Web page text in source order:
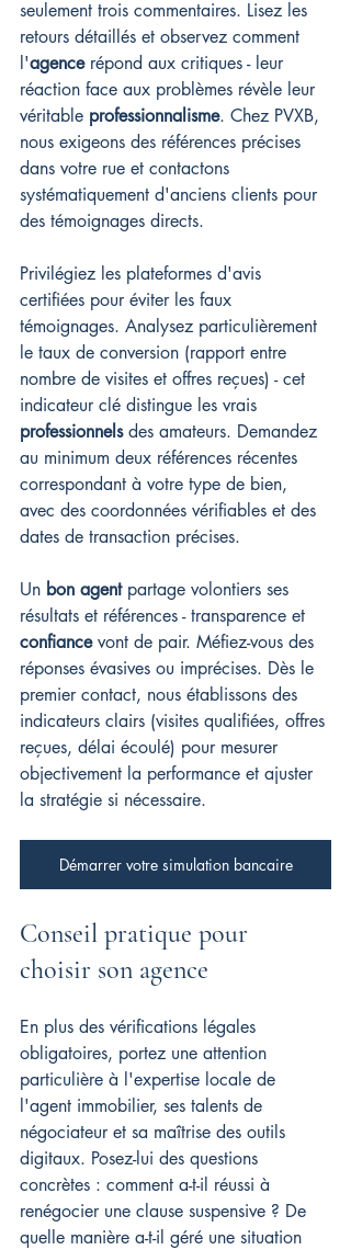
seulement trois commentaires. Lisez les
retours détaillés et observez comment
l'agence répond aux critiques - leur
réaction face aux problèmes révèle leur
véritable professionnalisme. Chez PVXB,
nous exigeons des références précises
dans votre rue et contactons
systématiquement d'anciens clients pour
des témoignages directs.
Privilégiez les plateformes d'avis
certifiées pour éviter les faux
témoignages. Analysez particulièrement
le taux de conversion (rapport entre
nombre de visites et offres reçues) - cet
indicateur clé distingue les vrais
professionnels des amateurs. Demandez
au minimum deux références récentes
correspondant à votre type de bien,
avec des coordonnées vérifiables et des
dates de transaction précises.
Un bon agent partage volontiers ses
résultats et références - transparence et
confiance vont de pair. Méfiez-vous des
réponses évasives ou imprécises. Dès le
premier contact, nous établissons des
indicateurs clairs (visites qualifiées, offres
reçues, délai écoulé) pour mesurer
objectivement la performance et ajuster
la stratégie si nécessaire.
Démarrer votre simulation bancaire
Conseil pratique pour
choisir son agence
En plus des vérifications légales
obligatoires, portez une attention
particulière à l'expertise locale de
l'agent immobilier, ses talents de
négociateur et sa maîtrise des outils
digitaux. Posez-lui des questions
concrètes : comment a-t-il réussi à
renégocier une clause suspensive ? De
quelle manière a-t-il géré une situation